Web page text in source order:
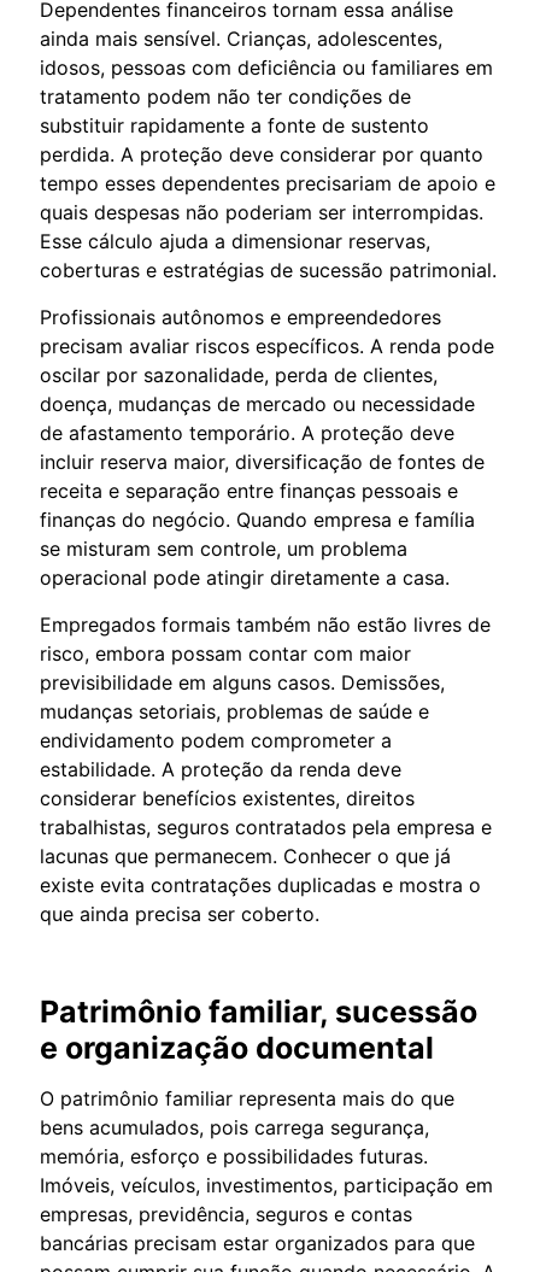
Dependentes financeiros tornam essa análise
ainda mais sensível. Crianças, adolescentes,
idosos, pessoas com deficiência ou familiares em
tratamento podem não ter condições de
substituir rapidamente a fonte de sustento
perdida. A proteção deve considerar por quanto
tempo esses dependentes precisariam de apoio e
quais despesas não poderiam ser interrompidas.
Esse cálculo ajuda a dimensionar reservas,
coberturas e estratégias de sucessão patrimonial.
Profissionais autônomos e empreendedores
precisam avaliar riscos específicos. A renda pode
oscilar por sazonalidade, perda de clientes,
doença, mudanças de mercado ou necessidade
de afastamento temporário. A proteção deve
incluir reserva maior, diversificação de fontes de
receita e separação entre finanças pessoais e
finanças do negócio. Quando empresa e família
se misturam sem controle, um problema
operacional pode atingir diretamente a casa.
Empregados formais também não estão livres de
risco, embora possam contar com maior
previsibilidade em alguns casos. Demissões,
mudanças setoriais, problemas de saúde e
endividamento podem comprometer a
estabilidade. A proteção da renda deve
considerar benefícios existentes, direitos
trabalhistas, seguros contratados pela empresa e
lacunas que permanecem. Conhecer o que já
existe evita contratações duplicadas e mostra o
que ainda precisa ser coberto.
Patrimônio familiar, sucessão
e organização documental
O patrimônio familiar representa mais do que
bens acumulados, pois carrega segurança,
memória, esforço e possibilidades futuras.
Imóveis, veículos, investimentos, participação em
empresas, previdência, seguros e contas
bancárias precisam estar organizados para que